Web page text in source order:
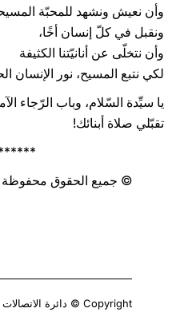
وأن نعيش ونشهد للمحبّة
ونقبل في كلّ إنسان أخًا،
وأن نتخلّى عن أنانيّتنا الكثيفة
لكي نتبع المسيح، نور الإنسان
يا سيِّدة السّلام، وباب الرّجاء
تقبّلي صلاة أبنائك!
© جميع الحقوق محفوظة –
Copyright © دائرة الاتصالات - Libreria Editrice Vaticana